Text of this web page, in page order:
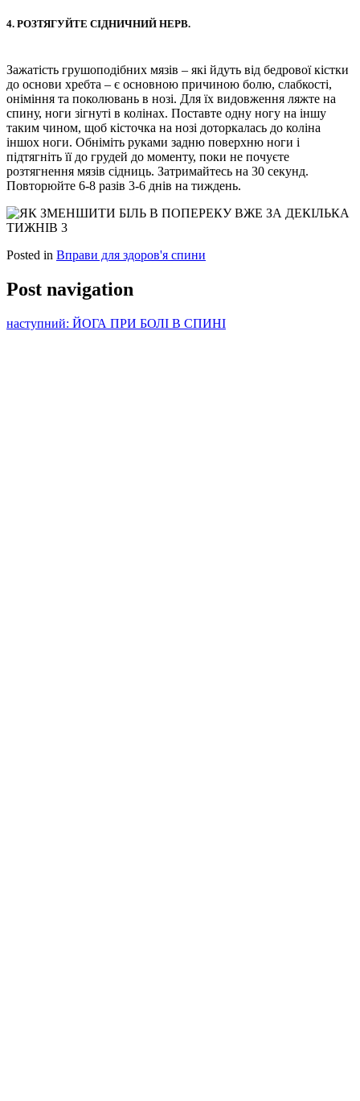
4. РОЗТЯГУЙТЕ СІДНИЧНИЙ НЕРВ.
Зажатість грушоподібних мязів – які йдуть від бедрової кістки
до основи хребта – є основною причиною болю, слабкості,
оніміння та поколювань в нозі. Для їх видовження ляжте на
спину, ноги зігнуті в колінах. Поставте одну ногу на іншу
таким чином, щоб кісточка на нозі доторкалась до коліна
іншох ноги. Обніміть руками задню поверхню ноги і
підтягніть її до грудей до моменту, поки не почуєте
розтягнення мязів сідниць. Затримайтесь на 30 секунд.
Повторюйте 6-8 разів 3-6 днів на тиждень.
Posted in Вправи для здоров'я спини
Post navigation
наступний: ЙОГА ПРИ БОЛІ В СПИНІ